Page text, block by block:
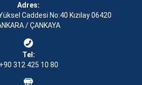
Adres:
Caddesi No:40 Kızılay 06420
/ ÇANKAYA
Tel:
+90 312 425 10 80